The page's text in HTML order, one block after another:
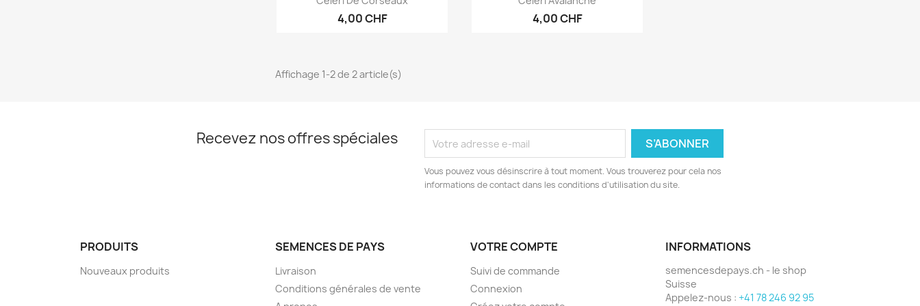
4,00 CHF 4,00 CHF
Affichage 1-2 de 2 article(s)
Recevez nos offres spéciales
Vous pouvez vous désinscrire à tout moment. Vous trouverez pour cela nos
informations de contact dans les conditions d'utilisation du site.
PRODUITS
Nouveaux produits
SEMENCES DE PAYS
Livraison
Conditions générales de vente
VOTRE COMPTE
Suivi de commande
Connexion
INFORMATIONS
semencesdepays.ch - le shop
Suisse
Appelez-nous : +41 78 246 92 95